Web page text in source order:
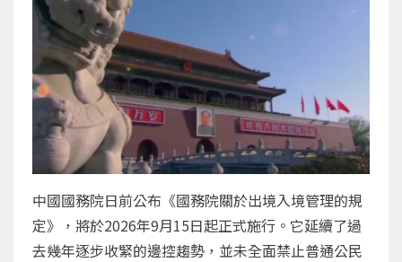
中國國務院日前公布《國務院關於出境入境管理的規
定》，將於2026年9月15日起正式施行。它延續了過
去幾年逐步收緊的邊控趨勢，並未全面禁止普通公民